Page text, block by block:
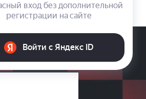
Нефтехимик
1.50 4.05 6.60